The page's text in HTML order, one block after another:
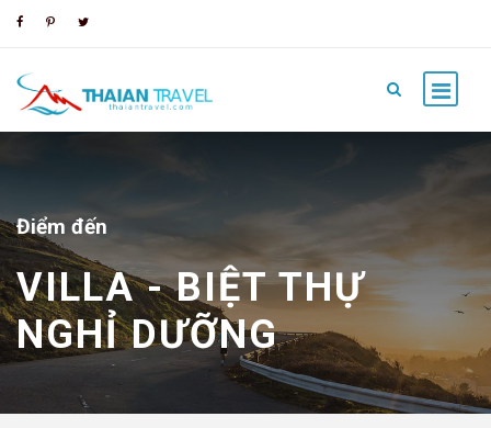
Điểm đến
VILLA - BIỆT THỰ
NGHỈ DƯỠNG